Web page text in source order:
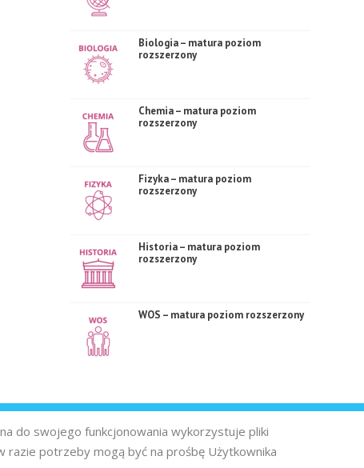
Biologia – matura poziom
rozszerzony
Chemia – matura poziom
rozszerzony
Fizyka – matura poziom
rozszerzony
Historia – matura poziom
rozszerzony
WOS – matura poziom rozszerzony
do swojego funkcjonowania wykorzystuje pliki
razie potrzeby mogą być na prośbę Użytkownika